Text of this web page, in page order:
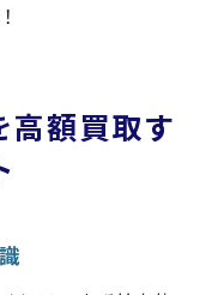
高額買取す